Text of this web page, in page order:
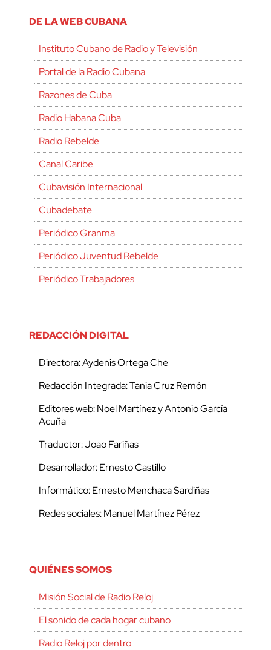
DE LA WEB CUBANA
Instituto Cubano de Radio y Televisión
Portal de la Radio Cubana
Razones de Cuba
Radio Habana Cuba
Radio Rebelde
Canal Caribe
Cubavisión Internacional
Cubadebate
Periódico Granma
Periódico Juventud Rebelde
Periódico Trabajadores
REDACCIÓN DIGITAL
Directora: Aydenis Ortega Che
Redacción Integrada: Tania Cruz Remón
Editores web: Noel Martínez y Antonio García
Acuña
Traductor: Joao Fariñas
Desarrollador: Ernesto Castillo
Informático: Ernesto Menchaca Sardiñas
Redes sociales: Manuel Martínez Pérez
QUIÉNES SOMOS
Misión Social de Radio Reloj
El sonido de cada hogar cubano
Radio Reloj por dentro